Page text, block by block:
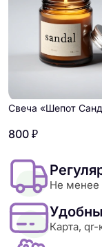
Свеча «Шепот
800 ₽
Не менее
Карта,